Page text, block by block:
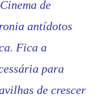
de
antídotos
Fica a
para
de crescer